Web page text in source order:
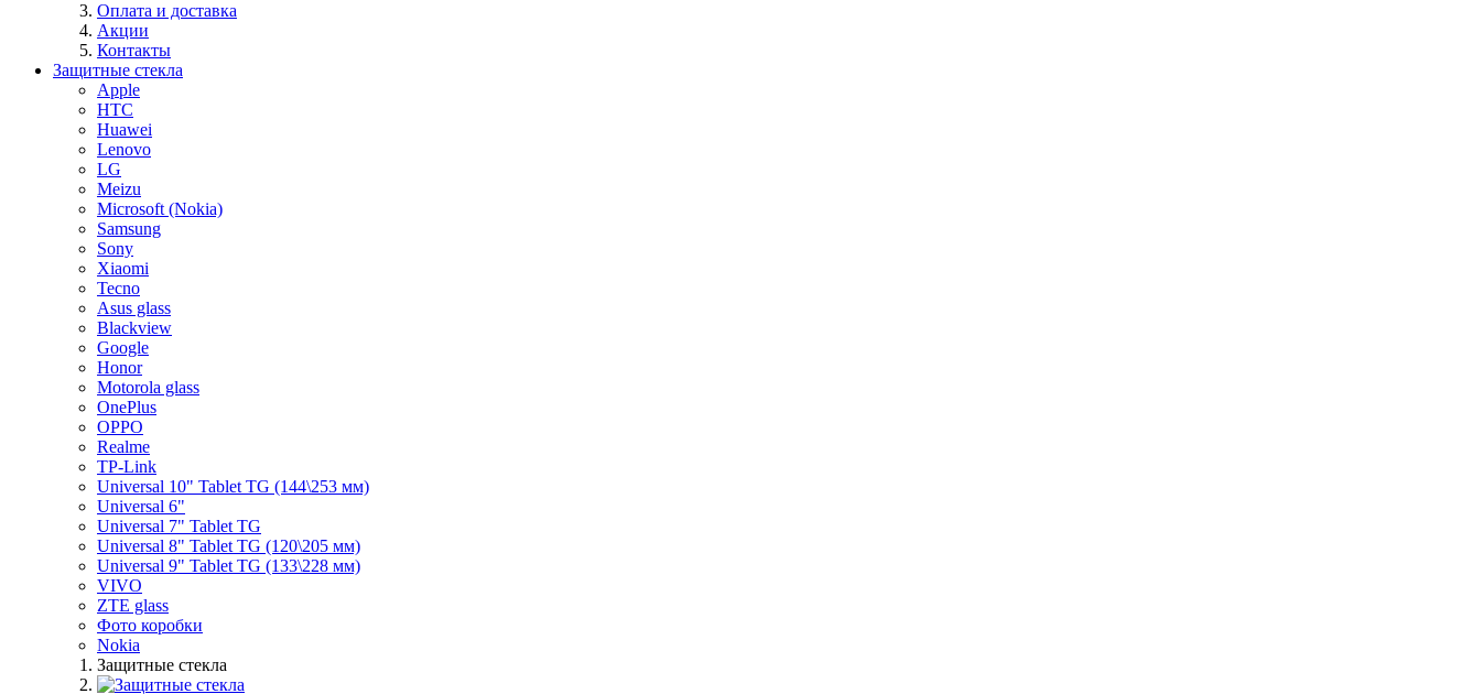
Оплата и доставка
Акции
Контакты
Защитные стекла
Apple
HTC
Huawei
Lenovo
LG
Meizu
Microsoft (Nokia)
Samsung
Sony
Xiaomi
Tecno
Asus glass
Blackview
Google
Honor
Motorola glass
OnePlus
OPPO
Realme
TP-Link
Universal 10" Tablet TG (144\253 мм)
Universal 6"
Universal 7" Tablet TG
Universal 8" Tablet TG (120\205 мм)
Universal 9" Tablet TG (133\228 мм)
VIVO
ZTE glass
Фото коробки
Nokia
Защитные стекла